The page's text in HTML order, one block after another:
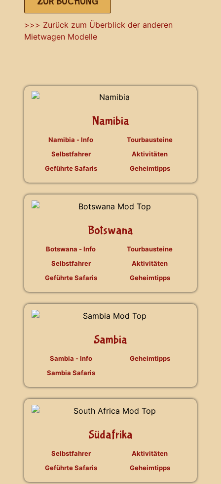
>>> Zurück zum Überblick der anderen
Mietwagen Modelle
Namibia
Namibia - Info
Selbstfahrer
Geführte Safaris
Tourbausteine
Aktivitäten
Geheimtipps
Botswana
Botswana - Info
Selbstfahrer
Geführte Safaris
Tourbausteine
Aktivitäten
Geheimtipps
Sambia
Sambia - Info
Sambia Safaris
Geheimtipps
Südafrika
Selbstfahrer
Geführte Safaris
Aktivitäten
Geheimtipps